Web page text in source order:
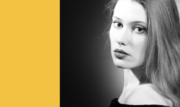
La salle
L’événementiel
Les contacts